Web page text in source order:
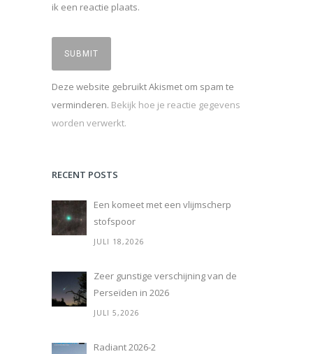
ik een reactie plaats.
Deze website gebruikt Akismet om spam te
verminderen. Bekijk hoe je reactie gegevens
worden verwerkt.
RECENT POSTS
Een komeet met een vlijmscherp
stofspoor
JULI 18,2026
Zeer gunstige verschijning van de
Perseïden in 2026
JULI 5,2026
Radiant 2026-2